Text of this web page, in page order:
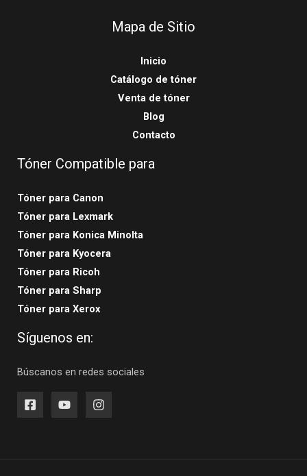
Mapa de Sitio
Inicio
Catálogo de tóner
Venta de tóner
Blog
Contacto
Tóner Compatible para
Tóner para Canon
Tóner para Lexmark
Tóner para Konica Minolta
Tóner para Kyocera
Tóner para Ricoh
Tóner para Sharp
Tóner para Xerox
Síguenos en:
Búscanos en redes sociales